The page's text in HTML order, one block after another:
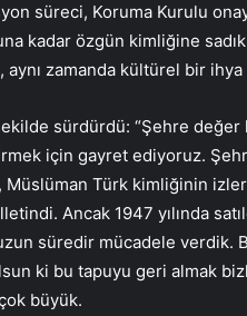
süreci, Koruma Kurulu
kadar özgün kimliğine
aynı zamanda kültürel bir
sürdürdü: “Şehre
için gayret ediyoruz.
Müslüman Türk kimliğinin
Ancak 1947 yılında
süredir mücadele verdik.
ki bu tapuyu geri almak
büyük.